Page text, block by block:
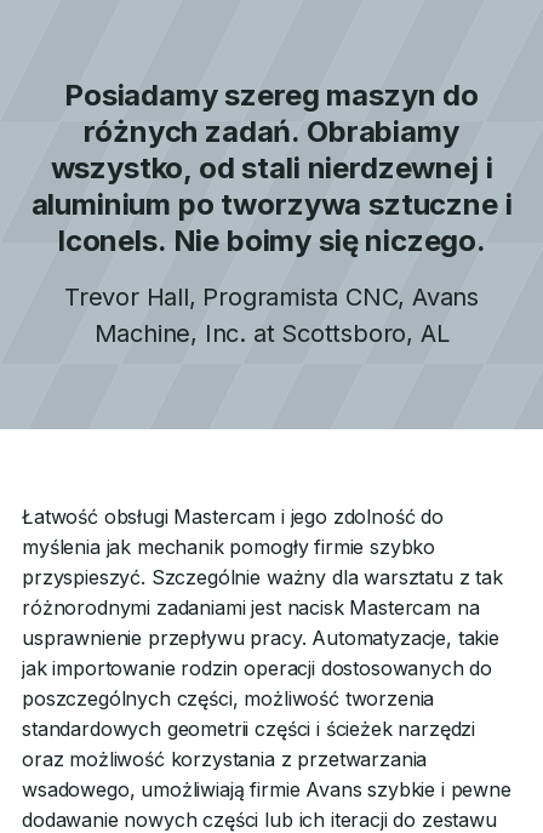
Posiadamy szereg maszyn do
różnych zadań. Obrabiamy
wszystko, od stali nierdzewnej i
aluminium po tworzywa sztuczne i
Iconels. Nie boimy się niczego.
Trevor Hall, Programista CNC, Avans
Machine, Inc. at Scottsboro, AL
Łatwość obsługi Mastercam i jego zdolność do
myślenia jak mechanik pomogły firmie szybko
przyspieszyć. Szczególnie ważny dla warsztatu z tak
różnorodnymi zadaniami jest nacisk Mastercam na
usprawnienie przepływu pracy. Automatyzacje, takie
jak importowanie rodzin operacji dostosowanych do
poszczególnych części, możliwość tworzenia
standardowych geometrii części i ścieżek narzędzi
oraz możliwość korzystania z przetwarzania
wsadowego, umożliwiają firmie Avans szybkie i pewne
dodawanie nowych części lub ich iteracji do zestawu